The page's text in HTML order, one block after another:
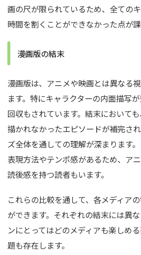
画の尺が限られているため、全ての
時間を割くことができなかった点が課
漫画版の結末
漫画版は、アニメや映画とは異なる
ます。特にキャラクターの内面描写
回収もされています。結末において
描かれなかったエピソードが補完さ
ズ全体を通しての理解が深まります
表現方法やテンポ感があるため、ア
読後感を持つ読者もいます。
これらの比較を通して、各メディア
ができます。それぞれの結末には異
ンにとってはどのメディアも楽しめ
題も存在します。